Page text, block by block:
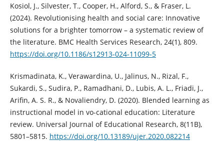
Kosiol, J., Silvester, T., Cooper, H., Alford, S., & Fraser, L.
(2024). Revolutionising health and social care: Innovative
solutions for a brighter tomorrow – a systematic review of
the literature. BMC Health Services Research, 24(1), 809.
https://doi.org/10.1186/s12913-024-11099-5
Krismadinata, K., Verawardina, U., Jalinus, N., Rizal, F.,
Sukardi, S., Sudira, P., Ramadhani, D., Lubis, A. L., Friadi, J.,
Arifin, A. S. R., & Novaliendry, D. (2020). Blended learning as
instructional model in vo-cational education: Literature
review. Universal Journal of Educational Research, 8(11B),
5801–5815. https://doi.org/10.13189/ujer.2020.082214